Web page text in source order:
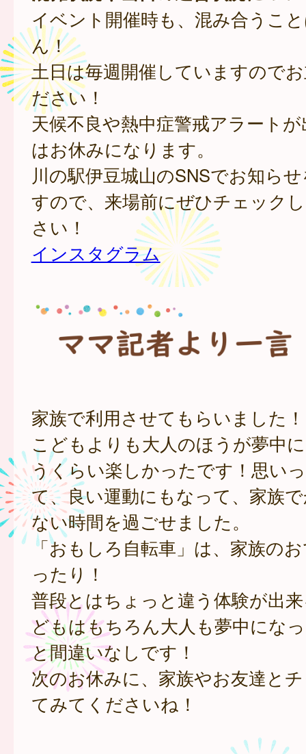
イベント開催時も、混み合うこ
ん！
土日は毎週開催していますので
ださい！
天候不良や熱中症警戒アラート
はお休みになります。
川の駅伊豆城山のSNSでお知ら
すので、来場前にぜひチェック
さい！
インスタグラム
家族で利用させてもらいました！
こどもよりも大人のほうが夢中
うくらい楽しかったです！思い
て、良い運動にもなって、家族
ない時間を過ごせました。
「おもしろ自転車」は、家族の
ったり！
普段とはちょっと違う体験が出
どもはもちろん大人も夢中にな
と間違いなしです！
次のお休みに、家族やお友達と
てみてくださいね！